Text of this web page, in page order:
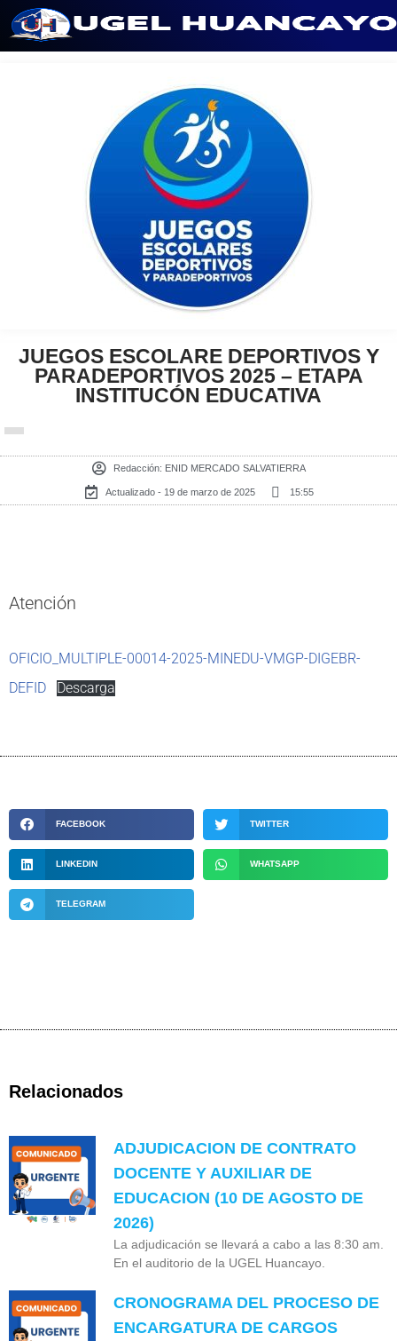
JUEGOS ESCOLARE DEPORTIVOS Y
PARADEPORTIVOS 2025 – ETAPA
INSTITUCÓN EDUCATIVA
Redacción: ENID MERCADO SALVATIERRA
Actualizado - 19 de marzo de 2025 15:55
Atención
OFICIO_MULTIPLE-00014-2025-MINEDU-VMGP-DIGEBR-
DEFID
Descarga
FACEBOOK TWITTER
LINKEDIN WHATSAPP
TELEGRAM
Relacionados
ADJUDICACION DE CONTRATO
DOCENTE Y AUXILIAR DE
EDUCACION (10 DE AGOSTO DE
2026)
La adjudicación se llevará a cabo a las 8:30 am.
En el auditorio de la UGEL Huancayo.
CRONOGRAMA DEL PROCESO DE
ENCARGATURA DE CARGOS